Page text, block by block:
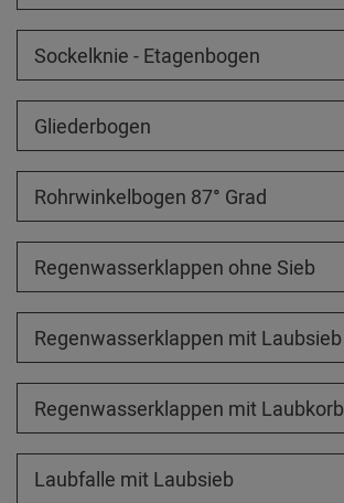
Sockelknie - Etagenbogen
Gliederbogen
Rohrwinkelbogen 87° Grad
Regenwasserklappen ohne Sieb
Regenwasserklappen mit Laubsieb
Regenwasserklappen mit Laubkorb
Laubfalle mit Laubsieb